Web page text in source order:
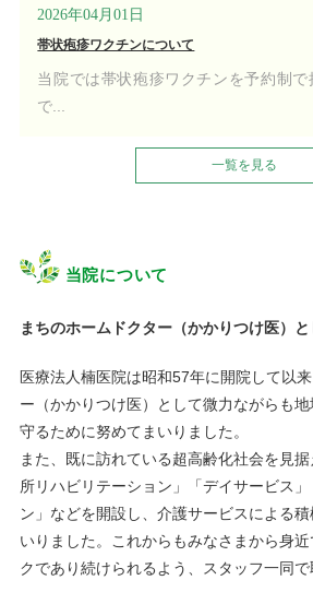
2026年04月01日
帯状疱疹ワクチンについて
当院では帯状疱疹ワクチンを予約制
で...
一覧を見る
当院について
まちのホームドクター（かかりつけ医）と
医療法人楠医院は昭和57年に開院して以
ー（かかりつけ医）として微力ながらも
守るために努めてまいりました。
また、既に訪れている超高齢化社会を見
所リハビリテーション」「デイサービス
ン」などを開設し、介護サービスによる
いりました。これからもみなさまから身
クであり続けられるよう、スタッフ一同で